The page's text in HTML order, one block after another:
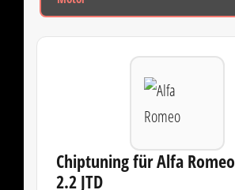
Chiptuning für Alfa
2.2 JTD